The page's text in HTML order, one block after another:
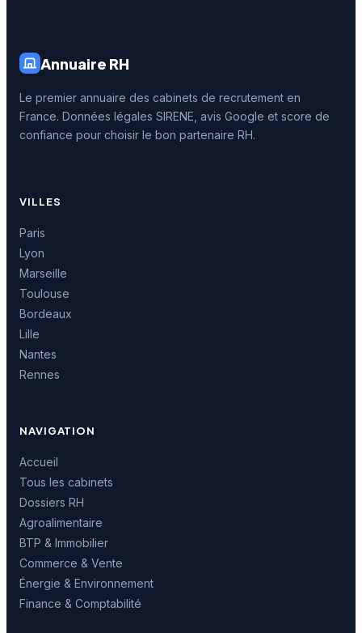
Annuaire RH
Le premier annuaire des cabinets de recrutement en
France. Données légales SIRENE, avis Google et score de
confiance pour choisir le bon partenaire RH.
VILLES
Paris
Lyon
Marseille
Toulouse
Bordeaux
Lille
Nantes
Rennes
NAVIGATION
Accueil
Tous les cabinets
Dossiers RH
Agroalimentaire
BTP & Immobilier
Commerce & Vente
Énergie & Environnement
Finance & Comptabilité